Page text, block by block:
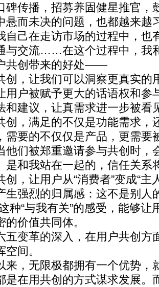
碑传播，招募养固健星推官，
悬而未决的问题，也都越来越
自己在走访市场的过程中，也
与交流……在这个过程中，我
共创带来的好处——
，让我们可以洞察更真实的
用户被赋予更大的话语权和参
和建议，让真需求进一步被看
，满足的不仅是功能需求，
需要的不仅仅是产品，更需要
他们被郑重邀请参与共创时，
是和我站在一起的，信任关系
让用户从“消费者”变成“主
生强烈的归属感：这不是别人
种“与我有关”的感受，能够让
的价值共同体。
变革的深入，在用户共创方
间。
无限极都拥有一个优势，
是在用共创的方式谋求发展。